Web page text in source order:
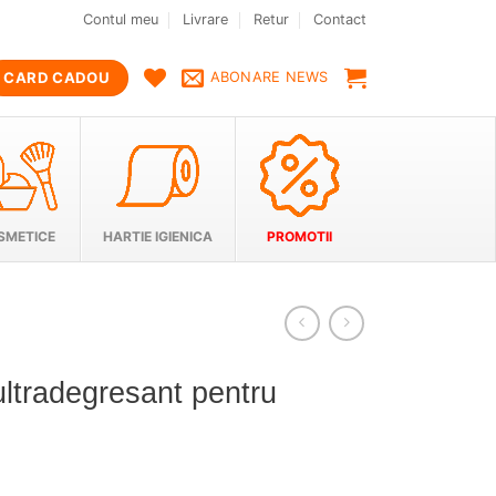
Contul meu Livrare Retur Contact
CARD CADOU ABONARE NEWS
HARTIE IGIENICA PROMOTII
pentru